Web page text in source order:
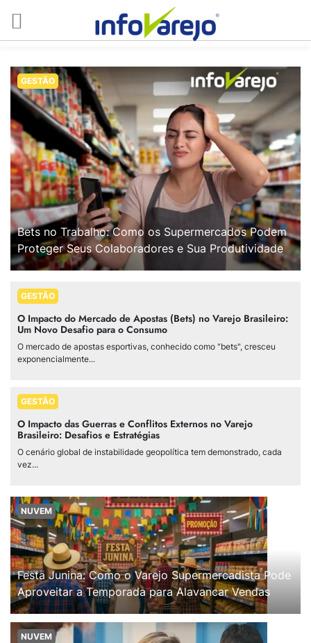
GESTÃO
Bets no Trabalho: Como os Supermercados Podem
Proteger Seus Colaboradores e Sua Produtividade
GESTÃO
O Impacto do Mercado de Apostas (Bets) no Varejo Brasileiro:
Um Novo Desafio para o Consumo
O mercado de apostas esportivas, conhecido como "bets", cresceu
exponencialmente...
GESTÃO
O Impacto das Guerras e Conflitos Externos no Varejo
Brasileiro: Desafios e Estratégias
O cenário global de instabilidade geopolítica tem demonstrado, cada
vez...
NUVEM
Festa Junina: Como o Varejo Supermercadista Pode
Aproveitar a Temporada para Alavancar Vendas
NUVEM